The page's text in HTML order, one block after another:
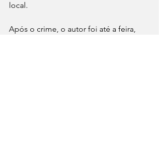
local.
Após o crime, o autor foi até a feira,